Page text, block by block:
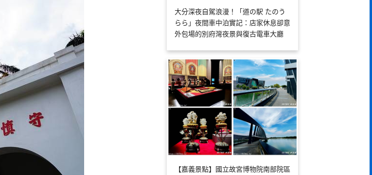
大分深夜自駕浪漫！「道の駅 たのう
らら」夜間車中泊實記：店家休息卻意
外包場的別府灣夜景與復古電車大廳
【嘉義景點】國立故宮博物院南部院區